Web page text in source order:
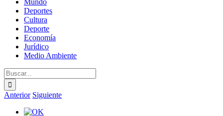
Mundo
Deportes
Cultura
Deporte
Economía
Jurídico
Medio Ambiente
Buscar:
Anterior Siguiente
Ver